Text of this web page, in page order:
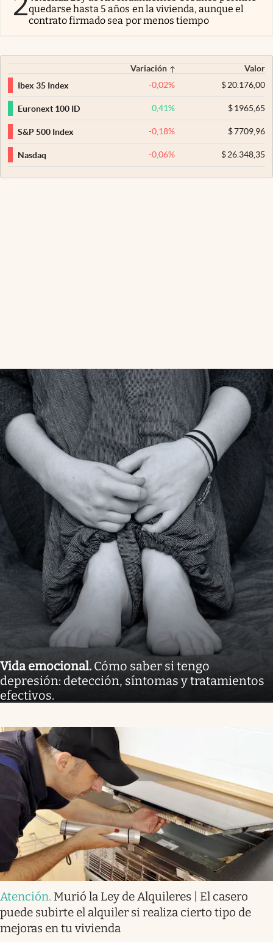
quedarse hasta 5 años en la vivienda, aunque el
contrato firmado sea por menos tiempo
Variación
Valor
Ibex 35 Index
-0,02% $20.176,00
Euronext 100 ID 0,41% $1965,65
S&P 500 Index -0,18% $7709,96
Nasdaq -0,06% $26.348,35
Vida emocional. Cómo saber si tengo
depresión: detección, síntomas y tratamientos
efectivos.
Atención. Murió la Ley de Alquileres | El casero
puede subirte el alquiler si realiza cierto tipo de
mejoras en tu vivienda